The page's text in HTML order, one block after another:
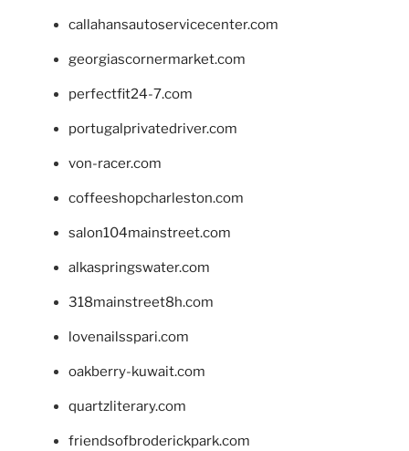
callahansautoservicecenter.com
georgiascornermarket.com
perfectfit24-7.com
portugalprivatedriver.com
von-racer.com
coffeeshopcharleston.com
salon104mainstreet.com
alkaspringswater.com
318mainstreet8h.com
lovenailsspari.com
oakberry-kuwait.com
quartzliterary.com
friendsofbroderickpark.com